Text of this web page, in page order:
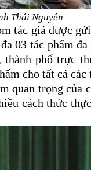
Thái Nguyên
tác giả được
tác phẩm
phố trực
cho tất cả
quan trọng của
cách thức